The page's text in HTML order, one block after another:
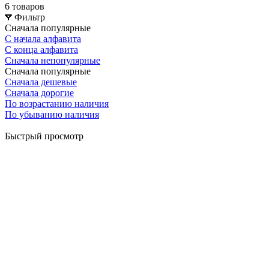
6 товаров
Фильтр
Сначала популярные
С начала алфавита
С конца алфавита
Сначала непопулярные
Сначала популярные
Сначала дешевые
Сначала дорогие
По возрастанию наличия
По убыванию наличия
Быстрый просмотр